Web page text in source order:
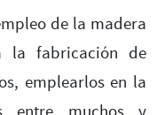
de la madera
la fabricación de
emplearlos en la